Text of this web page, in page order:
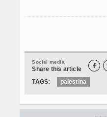
Social media
Share this article 
TAGS: palestina